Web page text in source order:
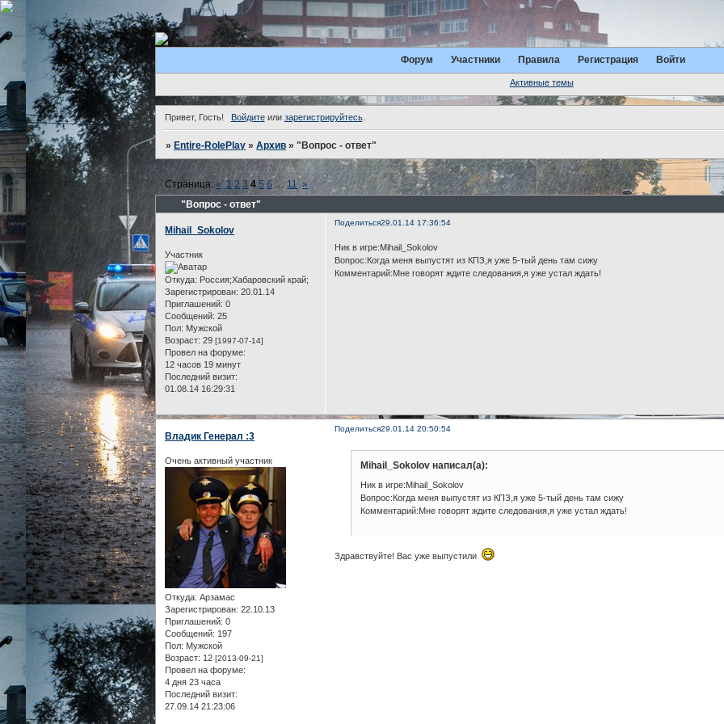
Форум Участники Правила Регистрация Войти
Активные темы
Привет, Гость! Войдитеили зарегистрируйтесь.
»Entire-RolePlay »Архив »"Вопрос - ответ"
"Вопрос - ответ"
Страница:« 1 2 3 4 5 6 … 11 »
Поделиться29.01.14 17:36:54
Mihail_Sokolov
Участник
Откуда: Россия;Хабаровский край;
Зарегистрирован: 20.01.14
Приглашений: 0
Сообщений: 25
Пол: Мужской
Возраст: 29 [1997-07-14]
Провел на форуме:
12 часов 19 минут
Последний визит:
01.08.14 16:29:31
Ник в игре:Mihail_Sokolov
Вопрос:Когда меня выпустят из КПЗ,я уже 5-тый день там сижу
Комментарий:Мне говорят ждите следования,я уже устал ждать!
Поделиться29.01.14 20:50:54
Владик Генерал :3
Очень активный участник
Откуда: Арзамас
Зарегистрирован: 22.10.13
Приглашений: 0
Сообщений: 197
Пол: Мужской
Возраст: 12 [2013-09-21]
Провел на форуме:
4 дня 23 часа
Последний визит:
27.09.14 21:23:06
Mihail_Sokolov написал(а):
Ник в игре:Mihail_Sokolov
Вопрос:Когда меня выпустят из КПЗ,я уже 5-тый день там сижу
Комментарий:Мне говорят ждите следования,я уже устал ждать!
Здравствуйте! Вас уже выпустили